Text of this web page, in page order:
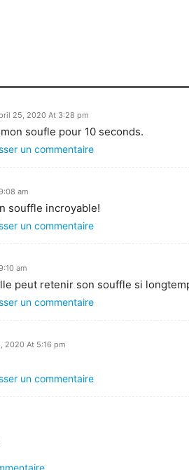
25, 2020 At 3:28 pm
soufle pour 10 seconds.
un commentaire
am
souffle incroyable!
un commentaire
am
peut retenir son souffle si
un commentaire
2020 At 5:16 pm
un commentaire